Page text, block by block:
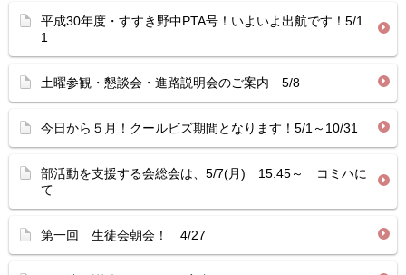
平成30年度・すすき野中PTA号！いよいよ出航です！5/1
1
土曜参観・懇談会・進路説明会のご案内 5/8
今日から５月！クールビズ期間となります！5/1～10/31
部活動を支援する会総会は、5/7(月) 15:45～ コミハに
て
第一回 生徒会朝会！ 4/27